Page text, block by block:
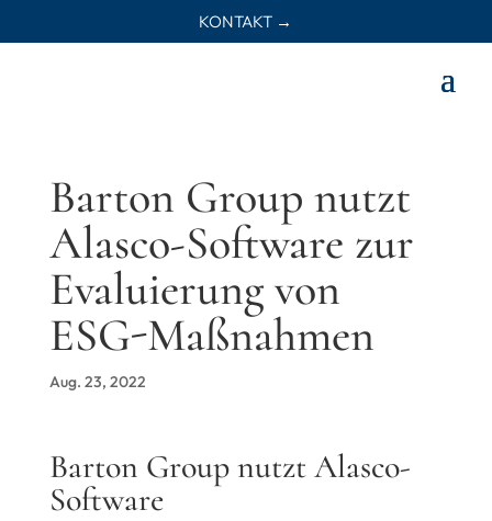
KONTAKT →
Barton Group nutzt
Alasco-Software zur
Evaluierung von
ESG-Maßnahmen
Aug. 23, 2022
Barton Group nutzt Alasco-
Software